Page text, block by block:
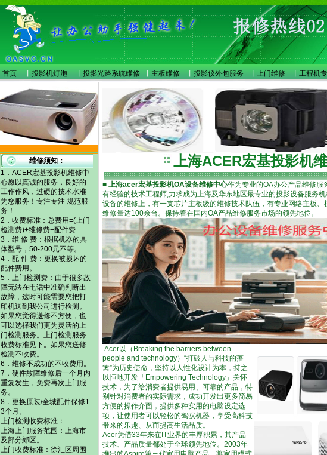
首页 投影机灯泡 投影光路系统维修 主板维修 投影仪外包服务 上门维修 工程机
维修须知：
1．ACER宏基投影机维修中
心愿以真诚的服务，良好的
工作作风，过硬的技术水准
为您服务！专注专注 规范服
务！
2．收费标准：总费用=(上门
检测费)+维修费+配件费
3．维 修 费：根据机器的具
体型号，50-200元不等。
4．配 件 费：更换被损坏的
配件费用。
5．上门检测费：由于很多故
障无法在电话中准确判断出
故障，这时可能需要您把打
印机送到我公司进行检测。
如果您觉得送修不方便，也
可以选择我们更为灵活的上
门检测服务。上门检测服务
收费标准见下。如果您送修
检测不收费。
6．维修不成功的不收费用。
7．硬件故障维修后一个月内
重复发生，免费再次上门服
务。
8．更换原装/全城配件保修1-
3个月。
上门检测收费标准：
上海上门服务范围：上海市
及部分郊区。
上门收费标准：徐汇区周围
上海ACER宏基投影机
■ 上海acer宏基投影机OA设备维修中心作为专业的OA办公产品维修服
有经验的技术工程师,力求成为上海及华东地区最专业的投影设备服务
设备的维修上，有一支芯片主板级的维修技术队伍，有专业网络主板
维修量达100余台。保持着在国内OA产品维修服务市场的领先地位。
Acer以（Breaking the barriers between
people and technology）“打破人与科技的藩
篱”为历史使命，坚持以人性化设计为本，持之
以恒地开发「Empowering Technology」关怀
技术，为了给消费者提供易用、可靠的产品，特
别针对消费者的实际需求，成功开发出更多简易
方便的操作介面，提供多种实用的电脑设定选
项，让使用者可以轻松的驾驭机器，享受高科技
带来的乐趣、从而提高生活品质。
Acer凭借33年来在IT业界的丰厚积累，其产品
技术、产品质量都处于全球领先地位。2003年